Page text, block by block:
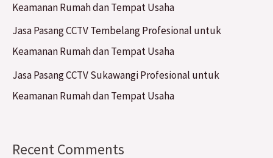
Keamanan Rumah dan Tempat Usaha
Jasa Pasang CCTV Tembelang Profesional untuk
Keamanan Rumah dan Tempat Usaha
Jasa Pasang CCTV Sukawangi Profesional untuk
Keamanan Rumah dan Tempat Usaha
Recent Comments